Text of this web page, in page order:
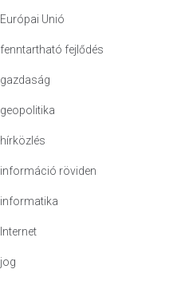
Európai Unió
fenntartható fejlődés
gazdaság
geopolitika
hírközlés
információ röviden
informatika
Internet
jog